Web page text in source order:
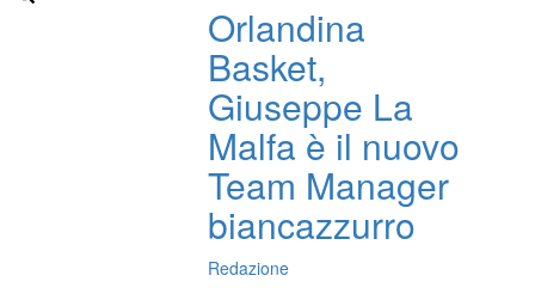
Orlandina
Basket,
Giuseppe La
Malfa è il nuovo
Team Manager
biancazzurro
Redazione